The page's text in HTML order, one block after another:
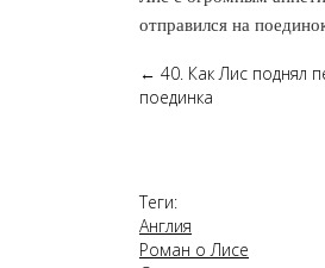
отправился на
← 40. Как Лис поднял
поединка
Теги:
Англия
Роман о Лисе